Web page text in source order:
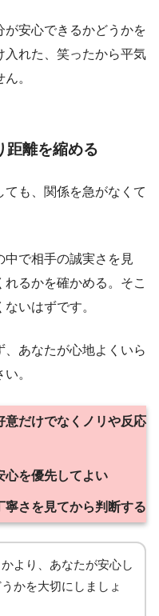
安心できるかどうかを
入れた、笑ったから平気
。
距離を縮める
ても、関係を急がなくて
中で相手の誠実さを見
るかを確かめる。そこ
いはずです。
あなたが心地よくいら
。
意だけでなくノリや反応
心を優先してよい
さを見てから判断する
より、あなたが安心し
かを大切にしましょ